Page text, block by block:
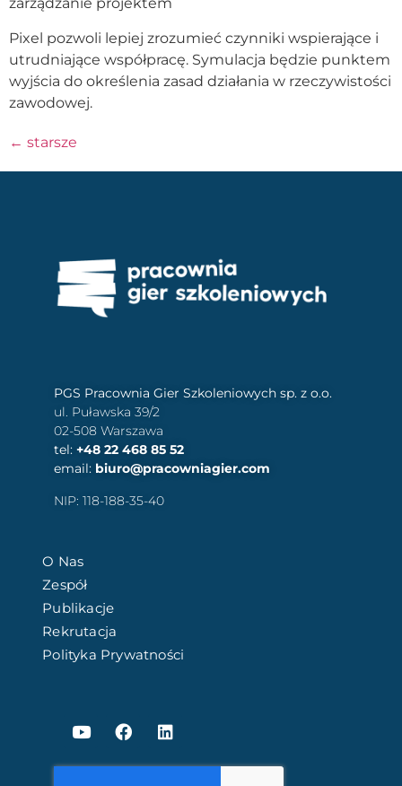
Pixel pozwoli lepiej zrozumieć czynniki wspierające i
utrudniające współpracę. Symulacja będzie punktem
wyjścia do określenia zasad działania w rzeczywistości
zawodowej.
← starsze
PGS Pracownia Gier Szkoleniowych sp. z o.o.
ul. Puławska 39/2
02-508 Warszawa
tel: +48 22 468 85 52
email: biuro@pracowniagier.com
NIP: 118-188-35-40
O Nas
Zespół
Publikacje
Rekrutacja
Polityka Prywatności